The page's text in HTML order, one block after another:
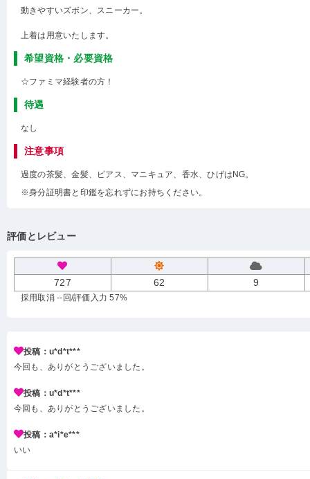
動きやすいズボン、スニーカー。
上着は用意いたします。
希望資格・必要資格
☆ファミマ経験者の方！
待遇
なし
注意事項
過度の茶髪、金髪、ピアス、マニキュア、香水、ひげはNG。
※身分証明書と印鑑を忘れずにお持ちください。
評価とレビュー
727 62 9
採用取消 --回/評価入力 57%
投稿：u*d*t***
今回も、ありがとうございました。
投稿：u*d*t***
今回も、ありがとうございました。
投稿：a*i*e***
いい